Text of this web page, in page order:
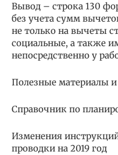
Вывод – строка 130
без учета сумм
не только на вычеты
социальные, а также
непосредственно у
Полезные материалы и
Справочник по
Изменения
проводки на 2019 год